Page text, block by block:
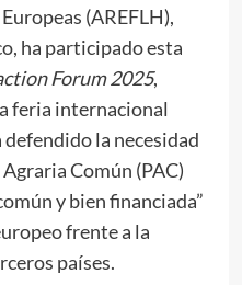
(AREFLH),
ha participado esta
Forum 2025,
feria internacional
la necesidad
Común (PAC)
y bien financiada”
frente a la
países.